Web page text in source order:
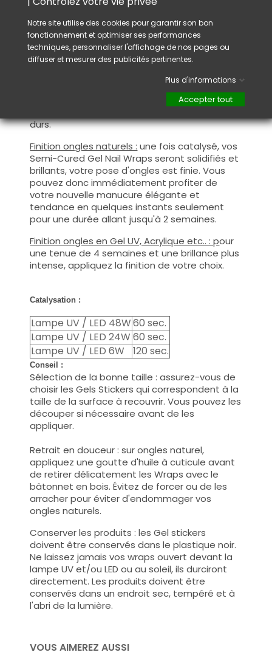
ou autres matières.
Avec un ciseau, coupez la partie du Sticker qui
dépasse. Puis limez l'extrémité de l'ongle pour
retirer l'excédent du sticker afin qu'il suive le
Catalysez : placez vos ongles sous une lampe
durs.
Finition ongles naturels : une fois catalysé, vos
Semi-Cured Gel Nail Wraps seront solidifiés et
brillants, votre pose d'ongles est finie. Vous
pouvez donc immédiatement profiter de
votre nouvelle manucure élégante et
tendance en quelques instants seulement
pour une durée allant jusqu'à 2 semaines.
Finition ongles en Gel UV, Acrylique etc.. : pour
une tenue de 4 semaines et une brillance plus
intense, appliquez la finition de votre choix.
Catalysation :
Lampe UV / LED 48W60 sec.
Lampe UV / LED 24W 60 sec.
Lampe UV / LED 6W
120 sec.
Conseil :
Sélection de la bonne taille : assurez-vous de
choisir les Gels Stickers qui correspondent à la
taille de la surface à recouvrir. Vous pouvez les
découper si nécessaire avant de les
appliquer.
Retrait en douceur : sur ongles naturel,
appliquez une goutte d'huile à cuticule avant
de retirer délicatement les Wraps avec le
bâtonnet en bois. Évitez de forcer ou de les
arracher pour éviter d'endommager vos
ongles naturels.
Conserver les produits : les Gel stickers
doivent être conservés dans le plastique noir.
Ne laissez jamais vos wraps ouvert devant la
lampe UV et/ou LED ou au soleil, ils durciront
directement. Les produits doivent être
conservés dans un endroit sec, tempéré et à
l'abri de la lumière.
VOUS AIMEREZ AUSSI
Notre site utilise des cookies pour garantir son bon
fonctionnement et optimiser ses performances
techniques, personnaliser l'affichage de nos pages ou
diffuser et mesurer des publicités pertinentes.
Plus d'informations
Accepter tout